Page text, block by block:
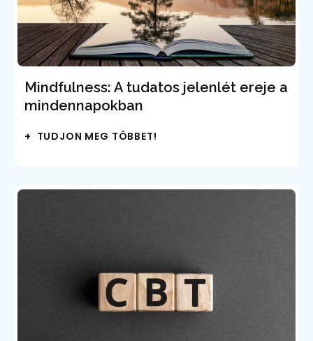
Mindfulness: A tudatos jelenlét ereje a
mindennapokban
+ TUDJON MEG TÖBBET!